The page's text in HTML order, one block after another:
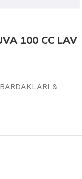
100 CC LAV
&